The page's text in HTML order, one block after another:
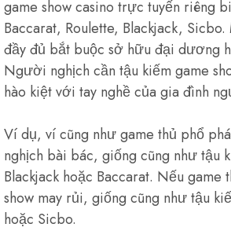
game show casino trực tuyến riêng
Baccarat, Roulette, Blackjack,
đầy đủ bắt buộc sở hữu đại dương
Người nghịch cần tậu kiếm game
hào kiệt với tay nghề của gia đình
Ví dụ, ví cũng như game thủ phổ
nghịch bài bác, giống cũng như tậu
Blackjack hoặc Baccarat. Nếu game
show may rủi, giống cũng như tậu
hoặc Sicbo.